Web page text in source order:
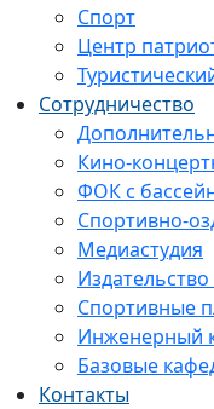
Спорт
Центр
Сотрудничество
Кино-
ФОК с
Спортивно-
Медиастудия
Спортивные
Инженерный
Базовые
Контакты